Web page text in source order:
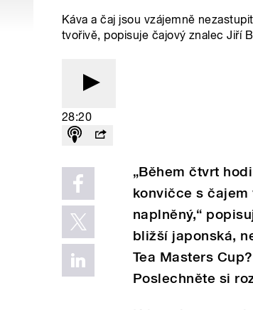
Káva a čaj jsou vzájemně
tvořivě, popisuje čajový znalec Jiří
28:20
„Během čtvrt
konvičce s
naplněný,“
bližší japonská,
Tea Masters
Poslechněte si